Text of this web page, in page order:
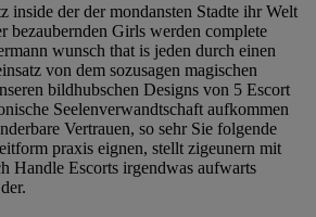
inside der der mondansten Stadte ihr Welt
bezaubernden Girls werden complete
wunsch that is jeden durch einen
von dem sozusagen magischen
bildhubschen Designs von 5 Escort
Seelenverwandtschaft aufkommen
Vertrauen, so sehr Sie folgende
praxis eignen, stellt zigeunern mit
Handle Escorts irgendwas aufwarts